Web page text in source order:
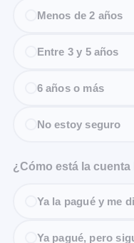
Menos de 2 años
Entre 3 y 5 años
6 años o más
No estoy seguro
¿Cómo está la cuenta
Ya la pagué y me
Ya pagué, pero